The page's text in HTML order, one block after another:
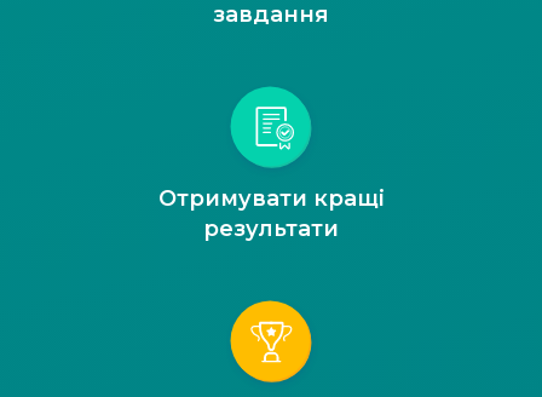
завдання
Отримувати кращі
результати